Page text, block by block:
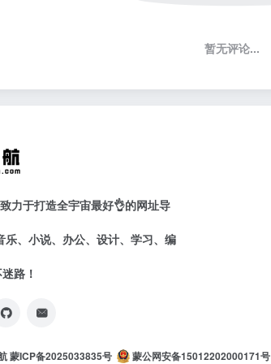
暂无评论...
力于打造全宇宙最好👌的网址导
乐、小说、办公、设计、学习、编
路！
蒙ICP备2025033835号 蒙公网安备15012202000171号